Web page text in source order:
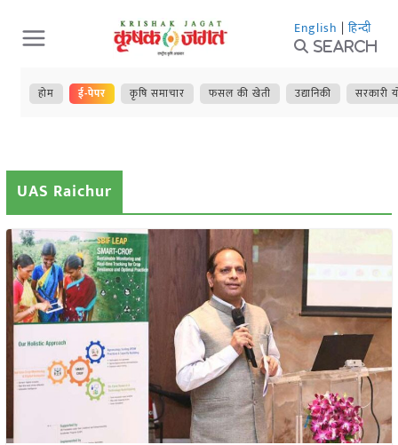
Skip
to
content
English | हिन्दी
Search
होम ई-पेपर कृषि समाचार फसल की खेती उद्यानिकी सरकारी
UAS Raichur